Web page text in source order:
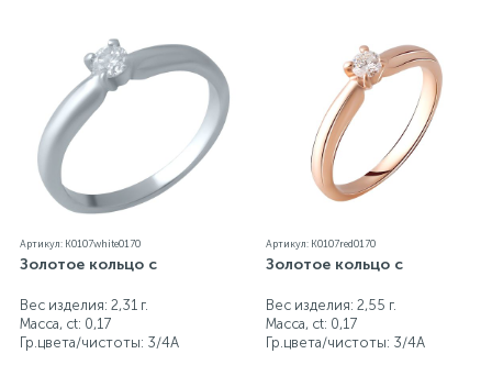
Артикул: K0107white0170
Золотое кольцо с
Вес изделия: 2,31 г.
Масса, ct: 0,17
Гр.цвета/чистоты: 3/4А
Артикул: K0107red0170
Золотое кольцо с
Вес изделия: 2,55 г.
Масса, ct: 0,17
Гр.цвета/чистоты: 3/4А